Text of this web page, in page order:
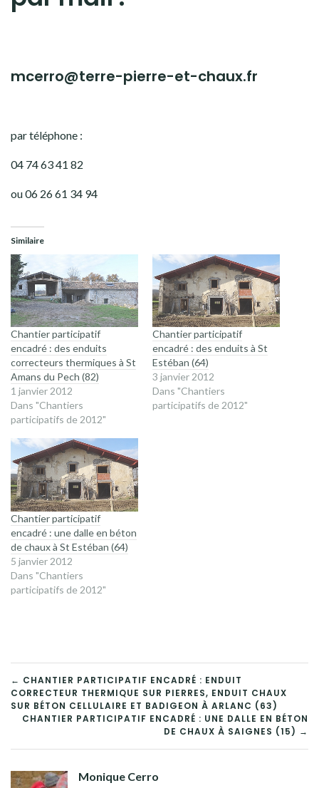
mcerro@terre-pierre-et-chaux.fr
par téléphone :
04 74 63 41 82
ou 06 26 61 34 94
Similaire
Chantier participatif
encadré : des enduits
correcteurs thermiques à St
Amans du Pech (82)
1 janvier 2012
Dans "Chantiers
participatifs de 2012"
Chantier participatif
encadré : des enduits à St
Estéban (64)
3 janvier 2012
Dans "Chantiers
participatifs de 2012"
Chantier participatif
encadré : une dalle en béton
de chaux à St Estéban (64)
5 janvier 2012
Dans "Chantiers
participatifs de 2012"
NAVIGATION
DE
L’ARTICLE
← CHANTIER PARTICIPATIF ENCADRÉ : ENDUIT
CORRECTEUR THERMIQUE SUR PIERRES, ENDUIT CHAUX
SUR BÉTON CELLULAIRE ET BADIGEON À ARLANC (63)
CHANTIER PARTICIPATIF ENCADRÉ : UNE DALLE EN BÉTON
DE CHAUX À SAIGNES (15) →
Monique Cerro